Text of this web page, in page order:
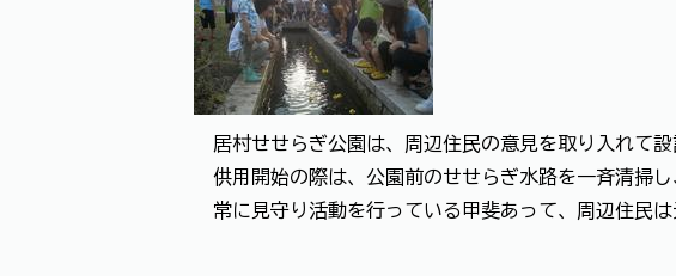
居村せせらぎ公園は、周辺住民の意見を取り入れて設
供用開始の際は、公園前のせせらぎ水路を一斉清掃
常に見守り活動を行っている甲斐あって、周辺住民